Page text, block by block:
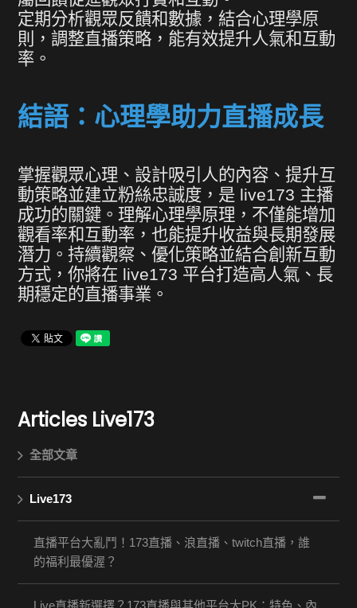
定期分析觀眾反饋和數據，結合心理學原
則，調整直播策略，能有效提升人氣和互動
率。
結語：心理學助力直播成長
掌握觀眾心理、設計吸引人的內容、提升互
動策略並建立粉絲忠誠度，是 live173 主播
成功的關鍵。理解心理學原理，不僅能增加
觀看率和互動率，也能提升收益與長期發展
潛力。持續觀察、優化策略並結合創新互動
方式，你將在 live173 平台打造高人氣、長
期穩定的直播事業。
Articles Live173
全部文章
Live173
直播平台大亂鬥！173直播、浪直播、twitch直播，誰
的福利最優渥？